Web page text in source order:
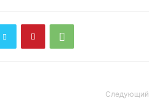
Следующий